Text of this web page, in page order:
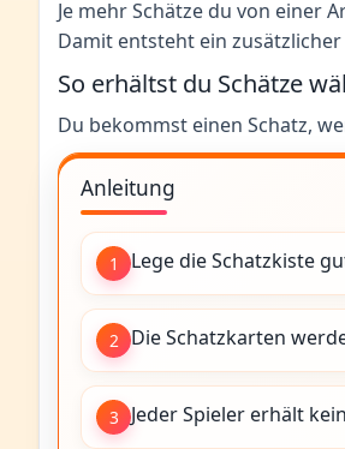
Je mehr Schätze du von einer
Damit entsteht ein
So erhältst du Schätze
Du bekommst einen Schatz,
Anleitung
1 Lege die Schatzkiste
2 Die Schatzkarten
3 Jeder Spieler erhält